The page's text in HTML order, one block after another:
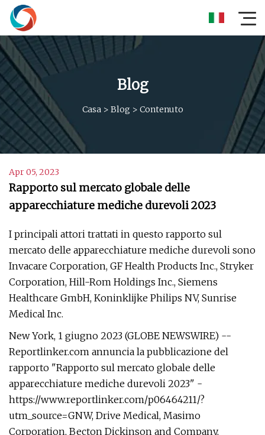
Blog
Casa > Blog > Contenuto
Apr 05, 2023
Rapporto sul mercato globale delle
apparecchiature mediche durevoli 2023
I principali attori trattati in questo rapporto sul
mercato delle apparecchiature mediche durevoli sono
Invacare Corporation, GF Health Products Inc., Stryker
Corporation, Hill-Rom Holdings Inc., Siemens
Healthcare GmbH, Koninklijke Philips NV, Sunrise
Medical Inc.
New York, 1 giugno 2023 (GLOBE NEWSWIRE) --
Reportlinker.com annuncia la pubblicazione del
rapporto "Rapporto sul mercato globale delle
apparecchiature mediche durevoli 2023" -
https://www.reportlinker.com/p06464211/?
utm_source=GNW, Drive Medical, Masimo
Corporation, Becton Dickinson and Company,